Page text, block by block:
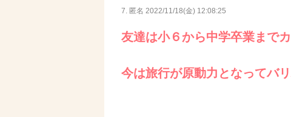
7. 匿名 2022/11/18(金) 12:08:25
友達は小６から中学卒業まで
今は旅行が原動力となってバ